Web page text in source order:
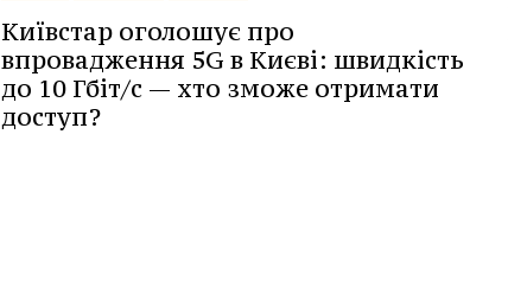
Київстар оголошує про
впровадження 5G в Києві: швидкість
до 10 Гбіт/с — хто зможе отримати
доступ?